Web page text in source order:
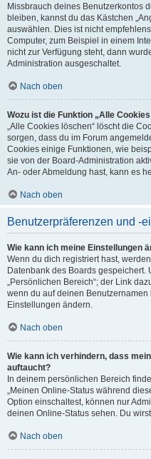
Missbrauch deines Benutzerkontos
bleiben, kannst du das Kästchen
auswählen. Dies ist nicht
Computer, zum Beispiel in einem
nicht zur Verfügung steht, dann
Administration ausgeschaltet.
Nach oben
Wozu ist die Funktion „Alle
„Alle Cookies löschen“ löscht die
sorgen, dass du im Forum
Cookies einige Funktionen, wie
sie von der Board-Administration
An- oder Abmeldung hast, kann es
Nach oben
Benutzerpräferenzen und -
Wie kann ich meine Einstellungen
Wenn du dich registriert hast,
Datenbank des Boards gespeichert.
„Persönlichen Bereich“; der Link
wenn du auf deinen
Einstellungen ändern.
Nach oben
Wie kann ich verhindern, dass
auftaucht?
In deinem persönlichen Bereich
„Meinen Online-Status während
Option einschaltest, können nur
deinen Online-Status sehen. Du
Nach oben